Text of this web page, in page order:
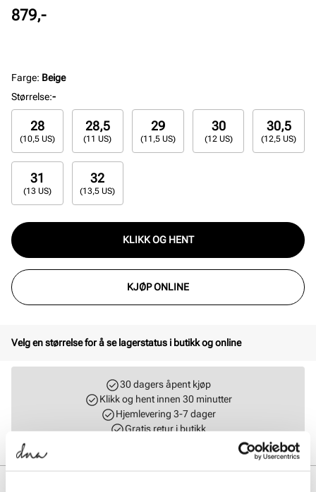
Pris
879,-
Farge: Beige
Størrelse:-
28
(10,5 US)
28,5
(11 US)
29
(11,5 US)
30
(12 US)
30,5
(12,5 US)
31
(13 US)
32
(13,5 US)
KLIKK OG HENT
KJØP ONLINE
Velg en størrelse for å se lagerstatus i butikk og online
30 dagers åpent kjøp
Klikk og hent innen 30 minutter
Hjemlevering 3-7 dager
Gratis retur i butikk